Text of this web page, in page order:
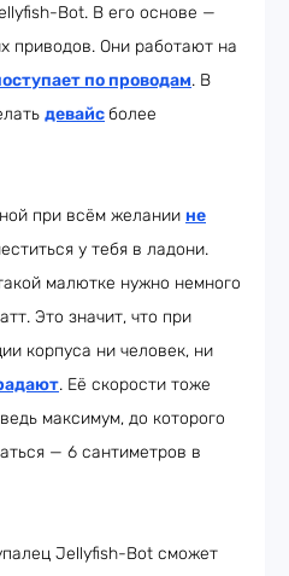
Bot. В его основе —
приводов. Они работают на
по проводам. В
девайс более
при всём желании не
у тебя в ладони.
малютке нужно немного
Это значит, что при
корпуса ни человек, ни
. Её скорости тоже
максимум, до которого
— 6 сантиметров в
Jellyfish-Bot сможет